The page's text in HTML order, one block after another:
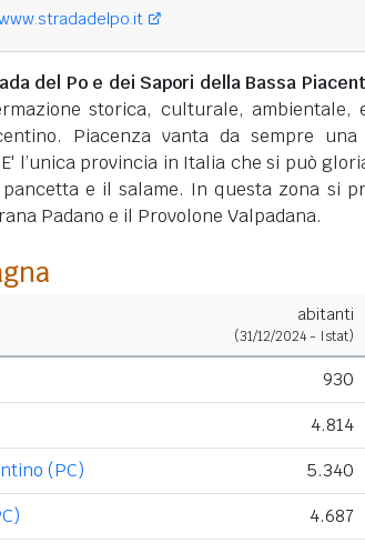
del Po e dei Sapori della Bassa
storica, culturale, ambientale,
Piacenza vanta da sempre una
l’unica provincia in Italia che si può
e il salame. In questa zona si
Padano e il Provolone Valpadana.
abitanti
(31/12/2024 - Istat)
930
4.814
(PC)
5.340
4.687